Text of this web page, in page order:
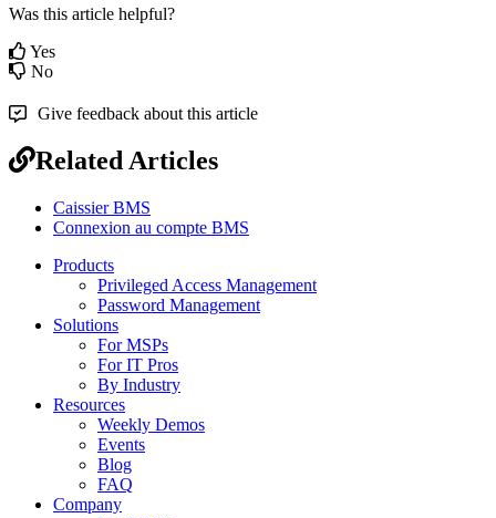
Was this article helpful?
Yes
No
Give feedback about this article
Related Articles
Caissier BMS
Connexion au compte BMS
Products
Privileged Access Management
Password Management
Solutions
For MSPs
For IT Pros
By Industry
Resources
Weekly Demos
Events
Blog
FAQ
Company